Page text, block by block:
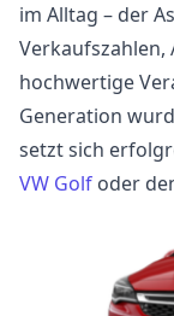
im Alltag – der
hochwertige
Generation
setzt sich
VW Golf oder